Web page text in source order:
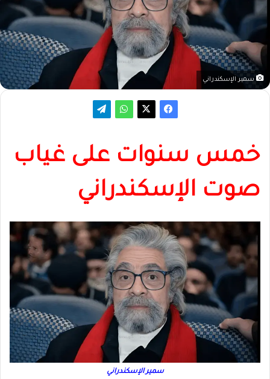
سمير الإسكندراني
خمس سنوات على غياب
صوت الإسكندراني
سمير الإسكندراني